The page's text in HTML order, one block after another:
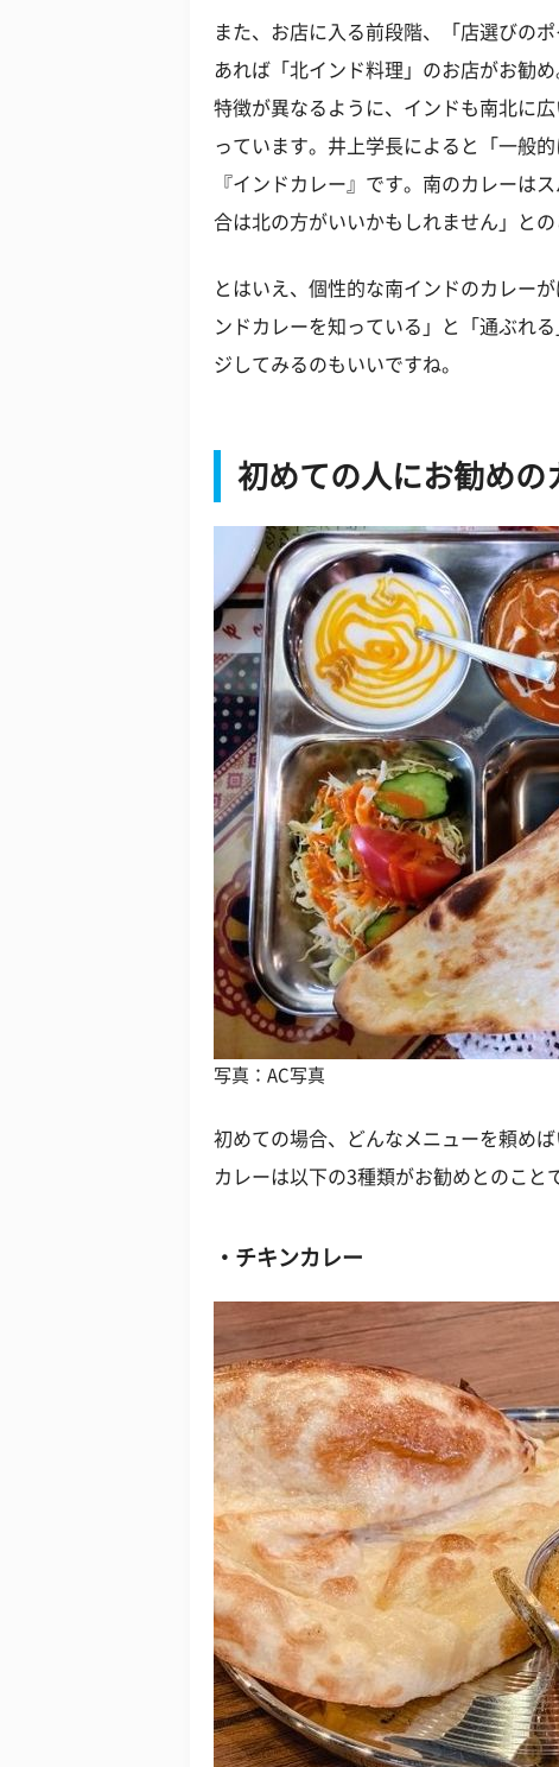
また、お店に入る前段階、「店選びの
あれば「北インド料理」のお店がお勧
特徴が異なるように、インドも南北に
っています。井上学長によると「一般
『インドカレー』です。南のカレーは
合は北の方がいいかもしれません」との
とはいえ、個性的な南インドのカレー
ンドカレーを知っている」と「通ぶれ
ジしてみるのもいいですね。
初めての人にお勧めの
写真：AC写真
初めての場合、どんなメニューを頼め
カレーは以下の3種類がお勧めとのこと
チキンカレー